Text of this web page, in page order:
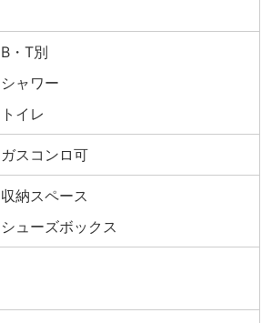
B・T別
シャワー
トイレ
ガスコンロ可
収納スペース
シューズボックス